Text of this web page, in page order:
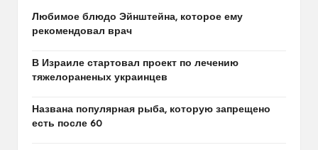
Любимое блюдо Эйнштейна, которое ему
рекомендовал врач
В Израиле стартовал проект по лечению
тяжелораненых украинцев
Названа популярная рыба, которую запрещено
есть после 60